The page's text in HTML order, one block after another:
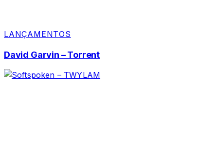
LANÇAMENTOS
David Garvin – Torrent